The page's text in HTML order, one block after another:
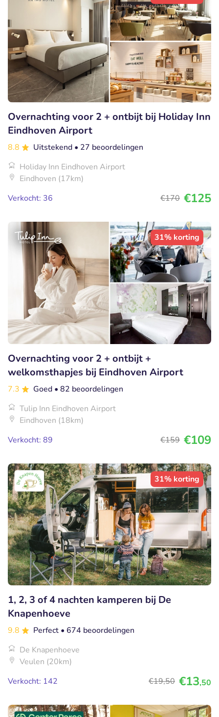
Overnachting voor 2 + ontbijt bij Holiday Inn
Eindhoven Airport
8.8 Uitstekend • 27 beoordelingen
Holiday Inn Eindhoven Airport
Eindhoven (17km)
Verkocht: 36
€170 €125
31% korting
Overnachting voor 2 + ontbijt +
welkomsthapjes bij Eindhoven Airport
7.3 Goed • 82 beoordelingen
Tulip Inn Eindhoven Airport
Eindhoven (18km)
Verkocht: 89
€159 €109
31% korting
1, 2, 3 of 4 nachten kamperen bij De
Knapenhoeve
9.8 Perfect • 674 beoordelingen
De Knapenhoeve
Veulen (20km)
Verkocht: 142
€19,50 €13,50